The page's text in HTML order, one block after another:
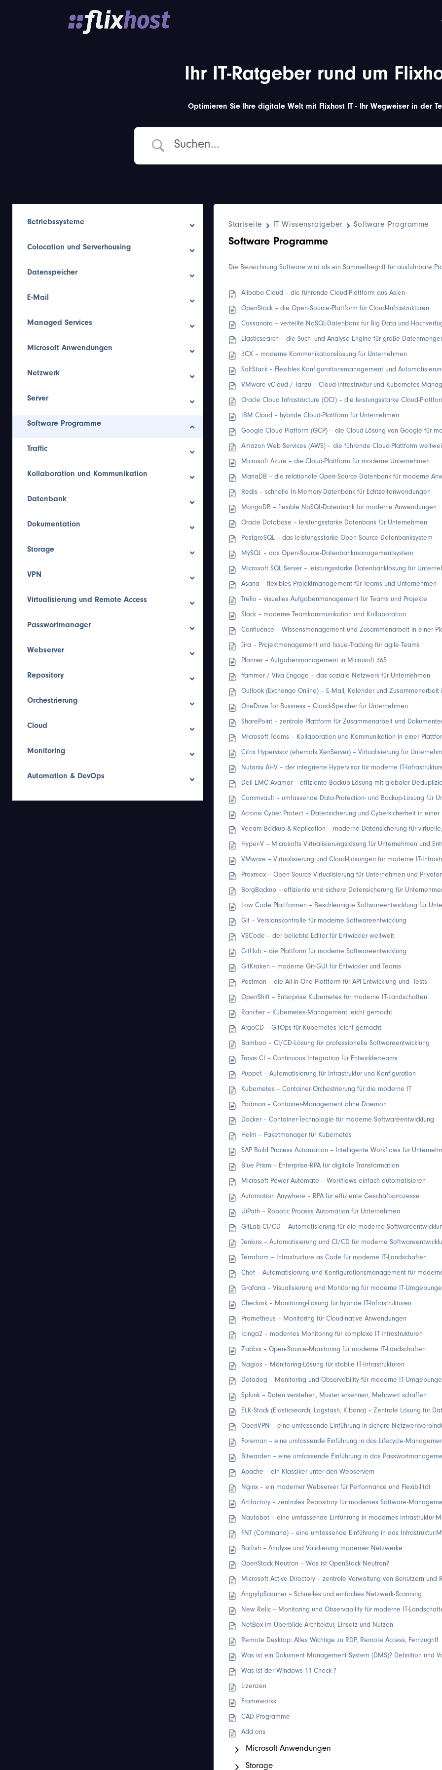
Ihr IT-Ratgeber rund um
Optimieren Sie Ihre digitale Welt mit Flixhost IT - Ihr Wegweiser in der
Betriebssysteme
Colocation und Serverhousing
Datenspeicher
E-Mail
Managed Services
Microsoft Anwendungen
Netzwerk
Server
Software Programme
Traffic
Kollaboration und Kommunikation
Datenbank
Dokumentation
Storage
VPN
Virtualisierung und Remote Access
Passwortmanager
Webserver
Repository
Orchestrierung
Cloud
Monitoring
Automation & DevOps
Startseite IT Wissensratgeber Software Programme
Software Programme
Die Bezeichnung Software wird als ein Sammelbegriff für ausführbare
Alibaba Cloud – die führende Cloud-Plattform aus Asien
OpenStack – die Open-Source-Plattform für Cloud-Infrastrukturen
Cassandra – verteilte NoSQL-Datenbank für Big Data und
Elasticsearch – die Such- und Analyse-Engine für große
3CX – moderne Kommunikationslösung für Unternehmen
SaltStack – Flexibles Konfigurationsmanagement und
VMware vCloud / Tanzu – Cloud-Infrastruktur und Kubernetes-
Oracle Cloud Infrastructure (OCI) – die leistungsstarke Cloud-
IBM Cloud – hybride Cloud-Plattform für Unternehmen
Google Cloud Platform (GCP) – die Cloud-Lösung von Google für
Amazon Web Services (AWS) – die führende Cloud-Plattform
Microsoft Azure – die Cloud-Plattform für moderne Unternehmen
MariaDB – die relationale Open-Source-Datenbank für moderne
Redis – schnelle In-Memory-Datenbank für Echtzeitanwendungen
MongoDB – flexible NoSQL-Datenbank für moderne Anwendungen
Oracle Database – leistungsstarke Datenbank für Unternehmen
PostgreSQL – das leistungsstarke Open-Source-Datenbanksystem
MySQL – das Open-Source-Datenbankmanagementsystem
Microsoft SQL Server – leistungsstarke Datenbanklösung für
Asana – flexibles Projektmanagement für Teams und Unternehmen
Trello – visuelles Aufgabenmanagement für Teams und Projekte
Slack – moderne Teamkommunikation und Kollaboration
Confluence – Wissensmanagement und Zusammenarbeit in einer
Jira – Projektmanagement und Issue-Tracking für agile Teams
Planner – Aufgabenmanagement in Microsoft 365
Yammer / Viva Engage – das soziale Netzwerk für Unternehmen
Outlook (Exchange Online) – E-Mail, Kalender und Zusammenarbeit
OneDrive for Business – Cloud-Speicher für Unternehmen
SharePoint – zentrale Plattform für Zusammenarbeit und
Microsoft Teams – Kollaboration und Kommunikation in einer
Citrix Hypervisor (ehemals XenServer) – Virtualisierung für
Nutanix AHV – der integrierte Hypervisor für moderne IT-
Dell EMC Avamar – effiziente Backup-Lösung mit globaler
Commvault – umfassende Data-Protection- und Backup-Lösung für
Acronis Cyber Protect – Datensicherung und Cybersicherheit in einer
Veeam Backup & Replication – moderne Datensicherung für
Hyper-V – Microsofts Virtualisierungslösung für Unternehmen und
VMware – Virtualisierung und Cloud-Lösungen für moderne IT-
Proxmox – Open-Source-Virtualisierung für Unternehmen und
BorgBackup – effiziente und sichere Datensicherung für
Low Code Plattformen – Beschleunigte Softwareentwicklung für
Git – Versionskontrolle für moderne Softwareentwicklung
VSCode – der beliebte Editor für Entwickler weltweit
GitHub – die Plattform für moderne Softwareentwicklung
GitKraken – moderne Git-GUI für Entwickler und Teams
Postman – die All-in-One-Plattform für API-Entwicklung und -Tests
OpenShift – Enterprise Kubernetes für moderne IT-Landschaften
Rancher – Kubernetes-Management leicht gemacht
ArgoCD – GitOps für Kubernetes leicht gemacht
Bamboo – CI/CD-Lösung für professionelle Softwareentwicklung
Travis CI – Continuous Integration für Entwicklerteams
Puppet – Automatisierung für Infrastruktur und Konfiguration
Kubernetes – Container-Orchestrierung für die moderne IT
Podman – Container-Management ohne Daemon
Docker – Container-Technologie für moderne Softwareentwicklung
Helm – Paketmanager für Kubernetes
SAP Build Process Automation – Intelligente Workflows für
Blue Prism – Enterprise-RPA für digitale Transformation
Microsoft Power Automate – Workflows einfach automatisieren
Automation Anywhere – RPA für effiziente Geschäftsprozesse
UiPath – Robotic Process Automation für Unternehmen
GitLab CI/CD – Automatisierung für die moderne
Jenkins – Automatisierung und CI/CD für moderne
Terraform – Infrastructure as Code für moderne IT-Landschaften
Chef – Automatisierung und Konfigurationsmanagement für
Grafana – Visualisierung und Monitoring für moderne IT-
Checkmk – Monitoring-Lösung für hybride IT-Infrastrukturen
Prometheus – Monitoring für Cloud-native Anwendungen
Icinga2 – modernes Monitoring für komplexe IT-Infrastrukturen
Zabbix – Open-Source-Monitoring für moderne IT-Landschaften
Nagios – Monitoring-Lösung für stabile IT-Infrastrukturen
Datadog – Monitoring und Observability für moderne IT-
Splunk – Daten verstehen, Muster erkennen, Mehrwert schaffen
ELK-Stack (Elasticsearch, Logstash, Kibana) – Zentrale Lösung für
OpenVPN – eine umfassende Einführung in sichere
Foreman – eine umfassende Einführung in das Lifecycle-
Bitwarden – eine umfassende Einführung in das
Apache – ein Klassiker unter den Webservern
Nginx – ein moderner Webserver für Performance und Flexibilität
Artifactory – zentrales Repository für modernes Software-
Nautobot – eine umfassende Einführung in modernes Infrastruktur-
FNT (Command) – eine umfassende Einführung in das Infrastruktur-
Batfish – Analyse und Validierung moderner Netzwerke
OpenStack Neutron – Was ist OpenStack Neutron?
Microsoft Active Directory – zentrale Verwaltung von Benutzern und
AngryIpScanner – Schnelles und einfaches Netzwerk-Scanning
New Relic – Monitoring und Observability für moderne IT-
NetBox im Überblick: Architektur, Einsatz und Nutzen
Remote Desktop: Alles Wichtige zu RDP, Remote Access, Fernzugriff
Was ist ein Dokument Management System (DMS)? Definition und
Was ist der Windows 11 Check ?
Lizenzen
Frameworks
CAD Programme
Add ons
Microsoft Anwendungen
Storage